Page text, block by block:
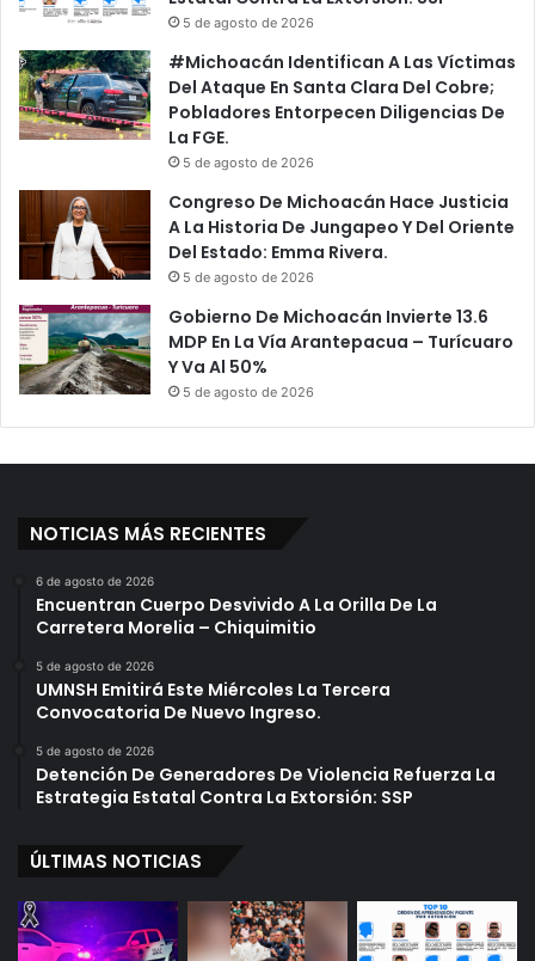
5 de agosto de 2026
#Michoacán Identifican A Las Víctimas
Del Ataque En Santa Clara Del Cobre;
Pobladores Entorpecen Diligencias De
La FGE.
5 de agosto de 2026
Congreso De Michoacán Hace Justicia
A La Historia De Jungapeo Y Del Oriente
Del Estado: Emma Rivera.
5 de agosto de 2026
Gobierno De Michoacán Invierte 13.6
MDP En La Vía Arantepacua – Turícuaro
Y Va Al 50%
5 de agosto de 2026
NOTICIAS MÁS RECIENTES
6 de agosto de 2026
Encuentran Cuerpo Desvivido A La Orilla De La
Carretera Morelia – Chiquimitio
5 de agosto de 2026
UMNSH Emitirá Este Miércoles La Tercera
Convocatoria De Nuevo Ingreso.
5 de agosto de 2026
Detención De Generadores De Violencia Refuerza La
Estrategia Estatal Contra La Extorsión: SSP
ÚLTIMAS NOTICIAS